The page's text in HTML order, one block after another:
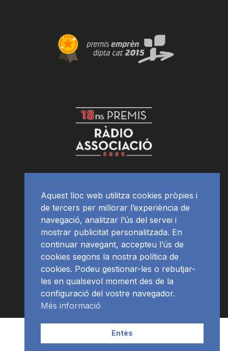
APP Programació
Aquest lloc web utilitza cookies pròpies i
de tercers per millorar l’experiència de
navegació, analitzar l’ús del servei i
mostrar publicitat personalitzada. En
continuar navegant, accepteu l’ús de
cookies segons la nostra política de
cookies. Podeu gestionar-les o rebutjar-
les en qualsevol moment des de la
configuració del vostre navegador.
Més informació
Entès